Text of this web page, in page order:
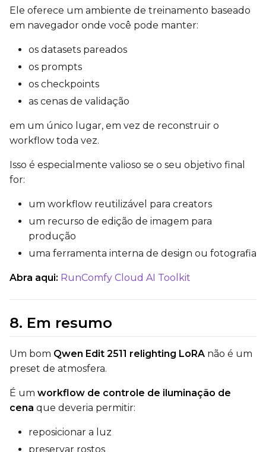
Ele oferece um ambiente de treinamento baseado
em navegador onde você pode manter:
os datasets pareados
os prompts
os checkpoints
as cenas de validação
em um único lugar, em vez de reconstruir o
workflow toda vez.
Isso é especialmente valioso se o seu objetivo final
for:
um workflow reutilizável para creators
um recurso de edição de imagem para
produção
uma ferramenta interna de design ou fotografia
Abra aqui: RunComfy Cloud AI Toolkit
8. Em resumo
Um bom Qwen Edit 2511 relighting LoRA não é um
preset de atmosfera.
É um workflow de controle de iluminação de
cena que deveria permitir:
reposicionar a luz
preservar rostos